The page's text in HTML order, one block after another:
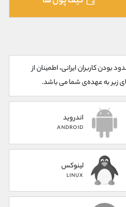
کاربران ایرانی، اطمینان از
زیر به عهده‌ی شما می باشد.
اندروید
ANDROID
لینوکس
LINUX
@alirezamehrabi_official